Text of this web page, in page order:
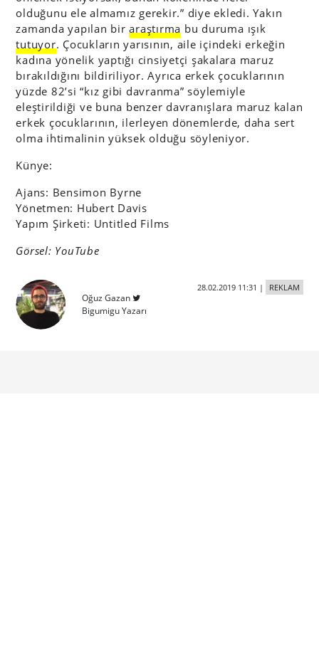
olduğunu ele almamız gerekir.” diye ekledi. Yakın
zamanda yapılan biraraştırma bu duruma ışık
tutuyor. Çocukların yarısının, aile içindeki erkeğin
kadına yönelik yaptığı cinsiyetçi şakalara maruz
bırakıldığını bildiriliyor. Ayrıca erkek çocuklarının
yüzde 82’si “kız gibi davranma” söylemiyle
eleştirildiği ve buna benzer davranışlara maruz kalan
erkek çocuklarının, ilerleyen dönemlerde, daha sert
olma ihtimalinin yüksek olduğu söyleniyor.
Künye:
Ajans: Bensimon Byrne
Yönetmen: Hubert Davis
Yapım Şirketi: Untitled Films
Görsel: YouTube
Oğuz Gazan
Bigumigu Yazarı
28.02.2019 11:31 | REKLAM